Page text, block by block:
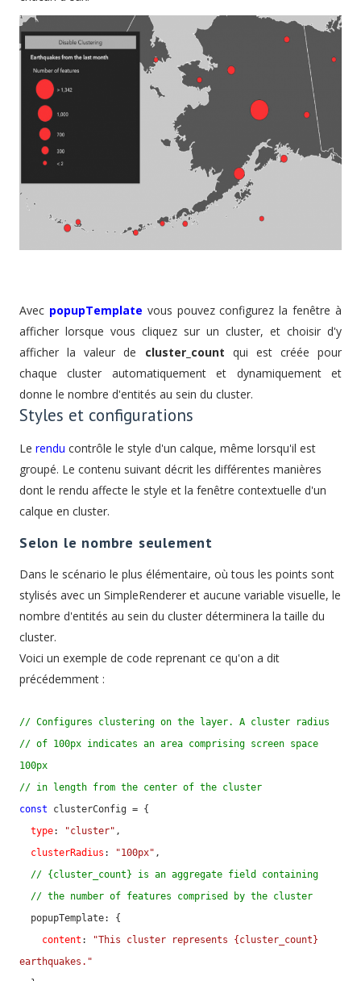
Avec popupTemplate vous pouvez configurez la fenêtre à
afficher lorsque vous cliquez sur un cluster, et choisir d'y
afficher la valeur de cluster_count qui est créée pour
chaque cluster automatiquement et dynamiquement et
donne le nombre d'entités au sein du cluster.
Styles et configurations
Le rendu contrôle le style d'un calque, même lorsqu'il est
groupé. Le contenu suivant décrit les différentes manières
dont le rendu affecte le style et la fenêtre contextuelle d'un
calque en cluster.
Selon le nombre seulement
Dans le scénario le plus élémentaire, où tous les points sont
stylisés avec un SimpleRenderer et aucune variable visuelle, le
nombre d'entités au sein du cluster déterminera la taille du
cluster.
Voici un exemple de code reprenant ce qu'on a dit
précédemment :
// Configures clustering on the layer. A cluster radius
// of 100px indicates an area comprising screen space
100px
// in length from the center of the cluster
const clusterConfig = {
type: "cluster" ,
clusterRadius : "100px" ,
// {cluster_count} is an aggregate field containing
// the number of features comprised by the cluster
content :
"This cluster represents {cluster_count}
earthquakes."